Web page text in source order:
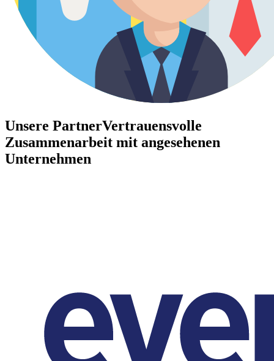
Unsere PartnerVertrauensvolle
Zusammenarbeit mit angesehenen
Unternehmen